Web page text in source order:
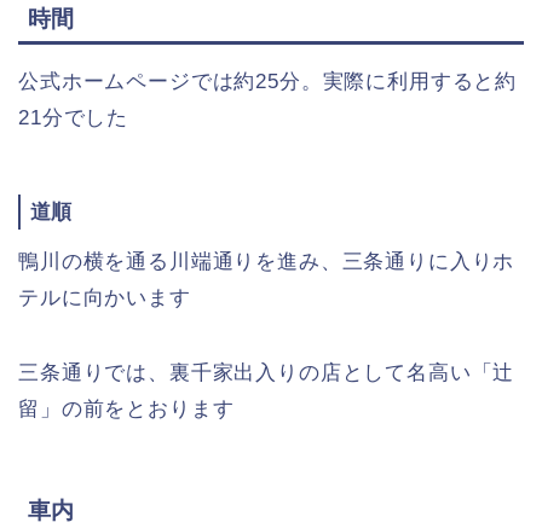
時間
公式ホームページでは約25分。実際に利用すると約
21分でした
道順
鴨川の横を通る川端通りを進み、三条通りに入りホ
テルに向かいます
三条通りでは、裏千家出入りの店として名高い「辻
留」の前をとおります
車内